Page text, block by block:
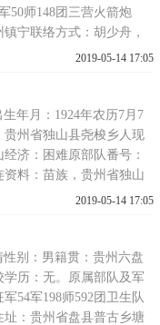
50师148团三营火箭炮
宁联络方式：胡少舟，
镇宁县，现居住在镇宁
，1950年复员回乡务农
2019-05-14 17:05
年月：1924年农历7月7
贵州省独山县尧梭乡人现
济：困难原部队番号：
资料：苗族，贵州省独山
年农历7月7日生，现居住
，亲历密支那和八莫两大
2019-05-14 17:05
别：男籍贯：贵州六盘
学历：无。原属部队及军
54军198师592团卫生队
址：贵州省盘县普古乡塘